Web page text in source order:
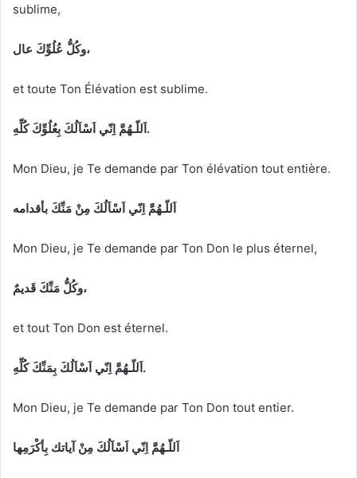
sublime,
وكُلُّ عُلُوِّكَ عال،
et toute Ton Élévation est sublime.
اَللّـهُمَّ اِنّي اَسْاَلُكَ بِعُلُوِّكَ كُلِّهِ.
Mon Dieu, je Te demande par Ton élévation tout entière.
اَللّـهُمَّ اِنّي اَسْاَلُكَ مِنْ مَنِّكَ بأقدامه
Mon Dieu, je Te demande par Ton Don le plus éternel,
وكُلُّ مَنِّكَ قَديمٌ،
et tout Ton Don est éternel.
اَللّـهُمَّ اِنّي اَسْاَلُكَ بِمَنِّكَ كُلِّهِ.
Mon Dieu, je Te demande par Ton Don tout entier.
اَللّـهُمَّ اِنّي اَسْاَلُكَ مِنْ آياتك بِأكْرَمِها